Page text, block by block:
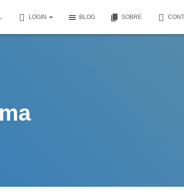
LOGIN BLOG SOBRE